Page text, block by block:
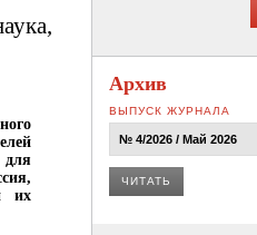
для
их
Архив
ВЫПУСК ЖУРНАЛА
ЧИТАТЬ